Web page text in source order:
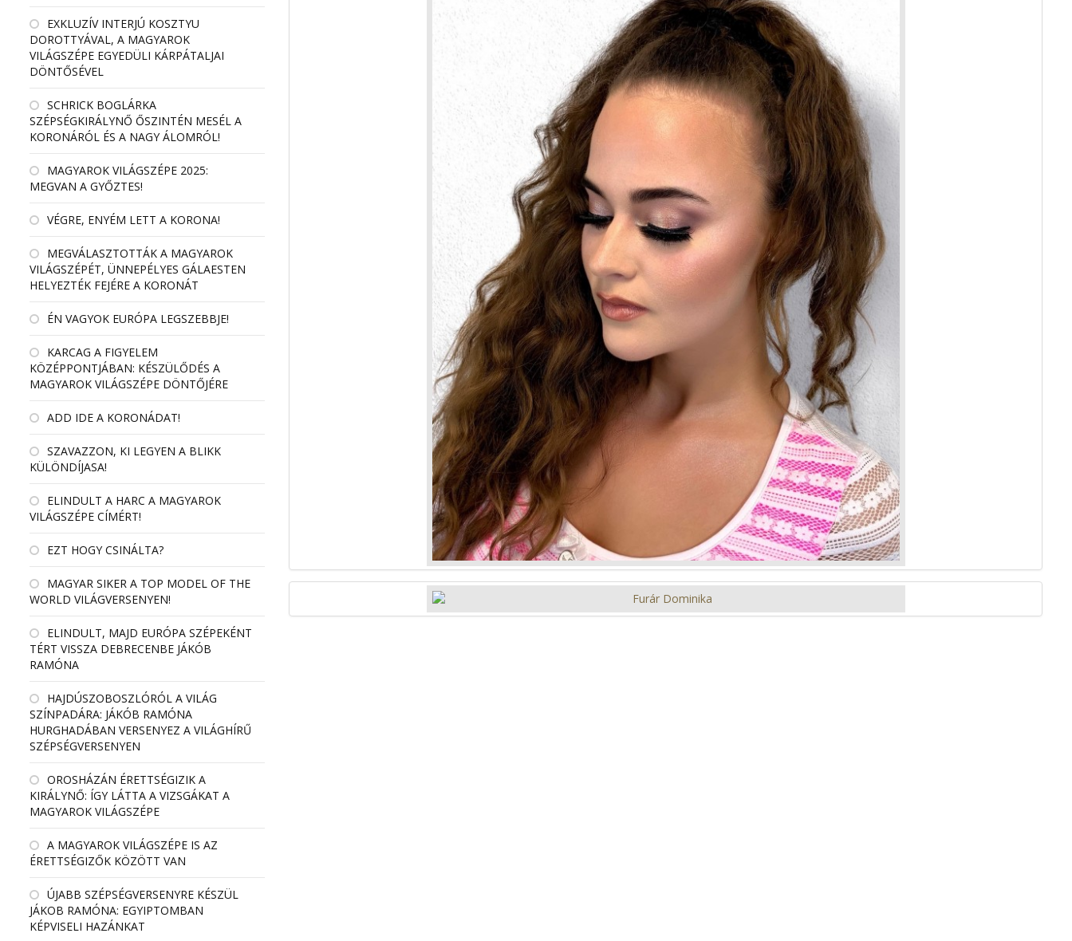
EXKLUZÍV INTERJÚ KOSZTYU
DOROTTYÁVAL, A MAGYAROK
VILÁGSZÉPE EGYEDÜLI KÁRPÁTALJAI
DÖNTŐSÉVEL
SCHRICK BOGLÁRKA
SZÉPSÉGKIRÁLYNŐ ŐSZINTÉN MESÉL A
KORONÁRÓL ÉS A NAGY ÁLOMRÓL!
MAGYAROK VILÁGSZÉPE 2025:
MEGVAN A GYŐZTES!
VÉGRE, ENYÉM LETT A KORONA!
MEGVÁLASZTOTTÁK A MAGYAROK
VILÁGSZÉPÉT, ÜNNEPÉLYES GÁLAESTEN
HELYEZTÉK FEJÉRE A KORONÁT
ÉN VAGYOK EURÓPA LEGSZEBBJE!
KARCAG A FIGYELEM
KÖZÉPPONTJÁBAN: KÉSZÜLŐDÉS A
MAGYAROK VILÁGSZÉPE DÖNTŐJÉRE
ADD IDE A KORONÁDAT!
SZAVAZZON, KI LEGYEN A BLIKK
KÜLÖNDÍJASA!
ELINDULT A HARC A MAGYAROK
VILÁGSZÉPE CÍMÉRT!
EZT HOGY CSINÁLTA?
MAGYAR SIKER A TOP MODEL OF THE
WORLD VILÁGVERSENYEN!
ELINDULT, MAJD EURÓPA SZÉPEKÉNT
TÉRT VISSZA DEBRECENBE JÁKÓB
RAMÓNA
HAJDÚSZOBOSZLÓRÓL A VILÁG
SZÍNPADÁRA: JÁKÓB RAMÓNA
HURGHADÁBAN VERSENYEZ A VILÁGHÍRŰ
SZÉPSÉGVERSENYEN
OROSHÁZÁN ÉRETTSÉGIZIK A
KIRÁLYNŐ: ÍGY LÁTTA A VIZSGÁKAT A
MAGYAROK VILÁGSZÉPE
A MAGYAROK VILÁGSZÉPE IS AZ
ÉRETTSÉGIZŐK KÖZÖTT VAN
ÚJABB SZÉPSÉGVERSENYRE KÉSZÜL
JÁKOB RAMÓNA: EGYIPTOMBAN
KÉPVISELI HAZÁNKAT